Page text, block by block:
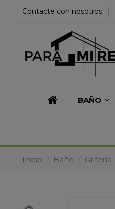
Contacte con nosotros
BAÑO
Inicio Baño Grifería